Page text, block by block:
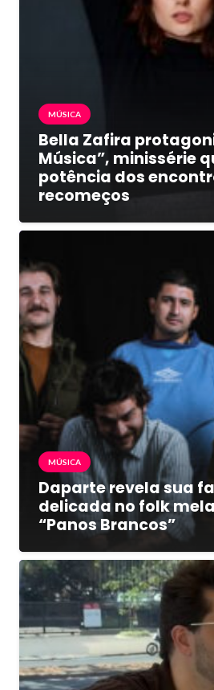
MÚSICA
Bella Zafira
Música”, minissérie
potência dos
recomeços
MÚSICA
Daparte revela sua
delicada no folk
“Panos Brancos”